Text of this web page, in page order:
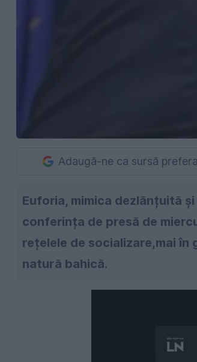
Adaugă-ne ca sursă
Euforia, mimica dezlănțuită
conferința de presă de
rețelele de socializare,mai în
natură bahică.